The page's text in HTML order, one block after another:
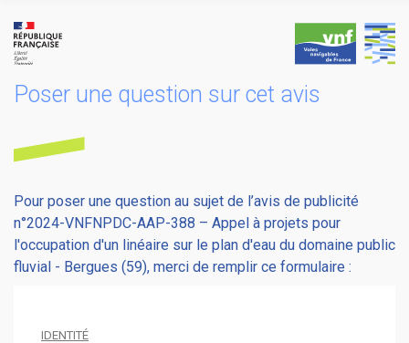
content
Poser une question sur cet avis
Pour poser une question au sujet de l’avis de publicité
n°2024-VNFNPDC-AAP-388 – Appel à projets pour
l'occupation d'un linéaire sur le plan d'eau du domaine public
fluvial - Bergues (59), merci de remplir ce formulaire :
IDENTITÉ